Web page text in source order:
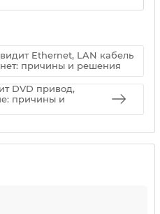
Ethernet, LAN кабель
причины и решения
DVD привод,
причины и